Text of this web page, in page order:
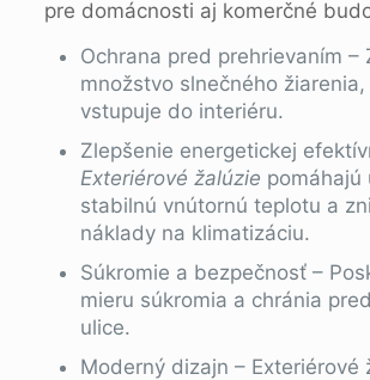
pre domácnosti aj komerčné
Ochrana pred prehrievaním –
množstvo slnečného
vstupuje do interiéru.
Zlepšenie energetickej
Exteriérové žalúzie pomáhajú
stabilnú vnútornú teplotu a
náklady na klimatizáciu.
Súkromie a bezpečnosť –
mieru súkromia a chránia
ulice.
Moderný dizajn – Exteriérové